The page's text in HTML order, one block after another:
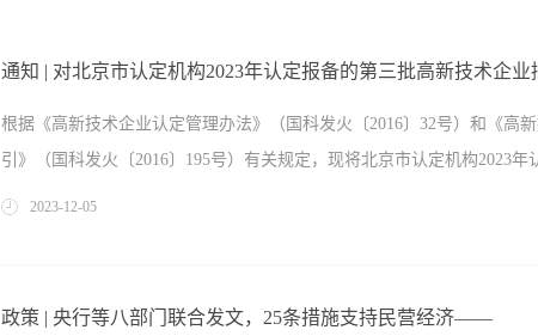
通知 | 对北京市认定机构2023年认定报备的第三批高新技术企
根据《高新技术企业认定管理办法》（国科发火〔2016〕32号）和《高
引》（国科发火〔2016〕195号）有关规定，现将北京市认定机构2023年
公示企业有异议的，请在公示期内以实名、书面形式向全国高新技术企
2023-12-05
政策 | 央行等八部门联合发文，25条措施支持民营经济——